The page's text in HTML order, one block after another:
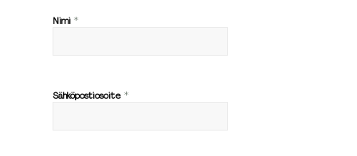
Nimi *
Sähköpostiosoite *